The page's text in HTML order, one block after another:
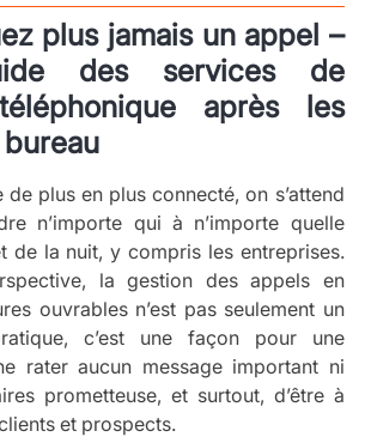
plus jamais un appel –
des services de
après les
de plus en plus connecté, on s’attend
n’importe qui à n’importe quelle
de la nuit, y compris les entreprises.
la gestion des appels en
ouvrables n’est pas seulement un
c’est une façon pour une
rater aucun message important ni
prometteuse, et surtout, d’être à
et prospects.